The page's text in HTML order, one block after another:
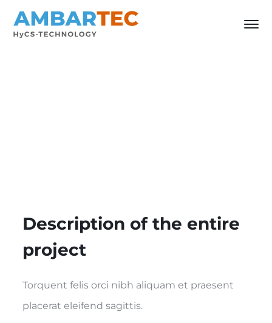
Description of the entire
project
Torquent felis orci nibh aliquam et praesent
placerat eleifend sagittis.